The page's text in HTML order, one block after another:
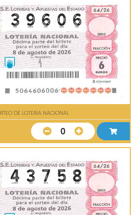
DE LOTERIA NACIONAL
0